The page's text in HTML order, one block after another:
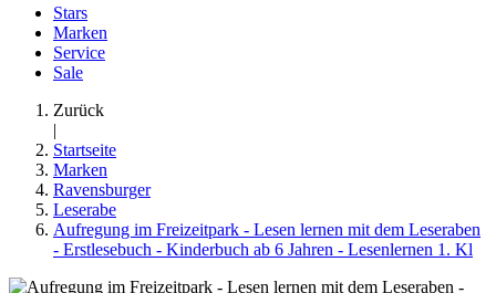
Stars
Marken
Service
Sale
Zurück
|
Startseite
Marken
Ravensburger
Leserabe
Aufregung im Freizeitpark - Lesen lernen mit dem Leseraben
- Erstlesebuch - Kinderbuch ab 6 Jahren - Lesenlernen 1. Kl